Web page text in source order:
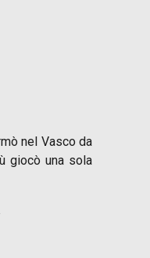
nel Vasco da
giocò una sola